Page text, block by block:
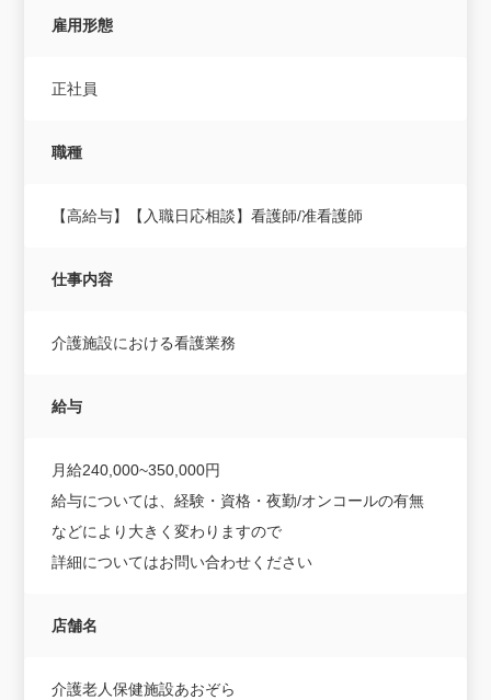
雇用形態
正社員
職種
【高給与】【入職日応相談】看護師/准看護師
仕事内容
介護施設における看護業務
給与
月給240,000~350,000円
給与については、経験・資格・夜勤/オンコールの有無
などにより大きく変わりますので
詳細についてはお問い合わせください
店舗名
介護老人保健施設あおぞら